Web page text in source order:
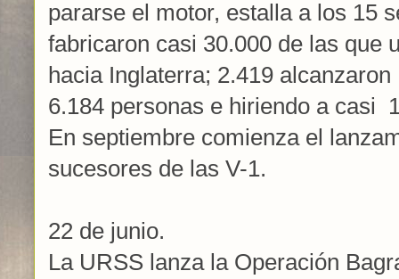
pararse el motor, estalla a los 15
fabricaron casi 30.000 de las que
hacia Inglaterra; 2.419
6.184 personas e hiriendo a casi
En septiembre comienza el
sucesores de las V-1.
22 de junio.
La URSS lanza la Operación